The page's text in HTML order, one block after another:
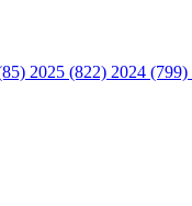
2025 (822) 2024 (799)